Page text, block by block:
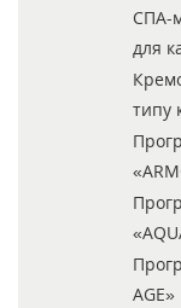
СПА-
для
типу
AGE»